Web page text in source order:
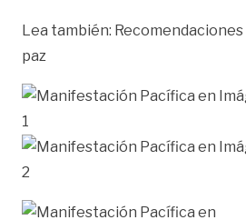
Lea también:
paz